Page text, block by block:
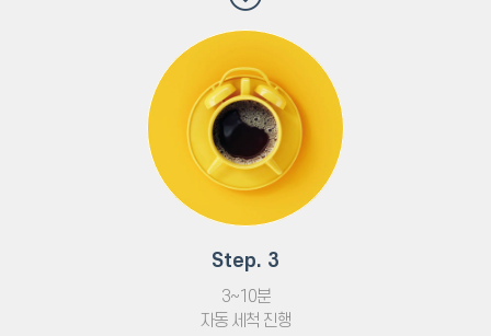
Step. 3
3~10분
자동 세척 진행